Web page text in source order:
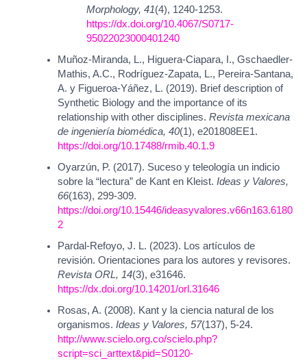
Morphology, 41(4), 1240-1253.
https://dx.doi.org/10.4067/S0717-
95022023000401240
Muñoz-Miranda, L., Higuera-Ciapara, I., Gschaedler-
Mathis, A.C., Rodríguez-Zapata, L., Pereira-Santana,
A. y Figueroa-Yáñez, L. (2019). Brief description of
Synthetic Biology and the importance of its
relationship with other disciplines. Revista mexicana
de ingeniería biomédica, 40(1), e201808EE1.
https://doi.org/10.17488/rmib.40.1.9
Oyarzún, P. (2017). Suceso y teleología un indicio
sobre la “lectura” de Kant en Kleist. Ideas y Valores,
66(163), 299-309.
https://doi.org/10.15446/ideasyvalores.v66n163.6180
2
Pardal-Refoyo, J. L. (2023). Los artículos de
revisión. Orientaciones para los autores y revisores.
Revista ORL, 14(3), e31646.
https://dx.doi.org/10.14201/orl.31646
Rosas, A. (2008). Kant y la ciencia natural de los
organismos. Ideas y Valores, 57(137), 5-24.
http://www.scielo.org.co/scielo.php?
script=sci_arttext&pid=S0120-